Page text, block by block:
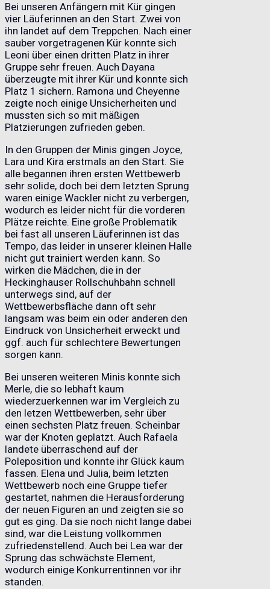
Bei unseren Anfängern mit Kür gingen
vier Läuferinnen an den Start. Zwei von
ihn landet auf dem Treppchen. Nach einer
sauber vorgetragenen Kür konnte sich
Leoni über einen dritten Platz in ihrer
Gruppe sehr freuen. Auch Dayana
überzeugte mit ihrer Kür und konnte sich
Platz 1 sichern. Ramona und Cheyenne
zeigte noch einige Unsicherheiten und
mussten sich so mit mäßigen
Platzierungen zufrieden geben.
In den Gruppen der Minis gingen Joyce,
Lara und Kira erstmals an den Start. Sie
alle begannen ihren ersten Wettbewerb
sehr solide, doch bei dem letzten Sprung
waren einige Wackler nicht zu verbergen,
wodurch es leider nicht für die vorderen
Plätze reichte. Eine große Problematik
bei fast all unseren Läuferinnen ist das
Tempo, das leider in unserer kleinen Halle
nicht gut trainiert werden kann. So
wirken die Mädchen, die in der
Heckinghauser Rollschuhbahn schnell
unterwegs sind, auf der
Wettbewerbsfläche dann oft sehr
langsam was beim ein oder anderen den
Eindruck von Unsicherheit erweckt und
ggf. auch für schlechtere Bewertungen
sorgen kann.
Bei unseren weiteren Minis konnte sich
Merle, die so lebhaft kaum
wiederzuerkennen war im Vergleich zu
den letzen Wettbewerben, sehr über
einen sechsten Platz freuen. Scheinbar
war der Knoten geplatzt. Auch Rafaela
landete überraschend auf der
Poleposition und konnte ihr Glück kaum
fassen. Elena und Julia, beim letzten
Wettbewerb noch eine Gruppe tiefer
gestartet, nahmen die Herausforderung
der neuen Figuren an und zeigten sie so
gut es ging. Da sie noch nicht lange dabei
sind, war die Leistung vollkommen
zufriedenstellend. Auch bei Lea war der
Sprung das schwächste Element,
wodurch einige Konkurrentinnen vor ihr
standen.